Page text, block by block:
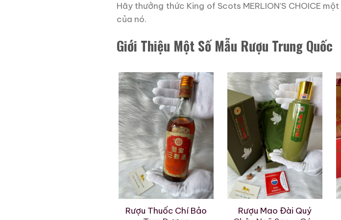
Hãy thưởng thức King of Scots MERLION’S CHOICE
của nó.
Giới Thiệu Một Số Mẫu Rượu Trung Quốc
Rượu Thuốc Chí Bảo
Rượu Mao Đài Quý